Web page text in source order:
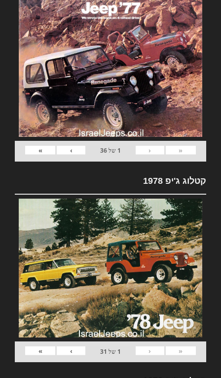
«
‹
1 של36
›
»
קטלוג ג'יפ 1978
«
‹
1 של 31
›
»